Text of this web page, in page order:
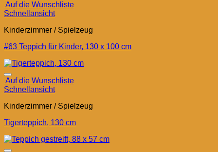
Auf die Wunschliste
Schnellansicht
Kinderzimmer / Spielzeug
#63 Teppich für Kinder, 130 x 100 cm
Auf die Wunschliste
Schnellansicht
Kinderzimmer / Spielzeug
Tigerteppich, 130 cm